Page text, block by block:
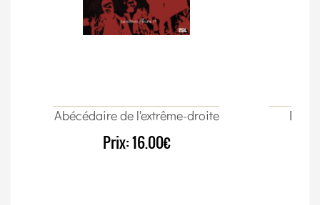
Abécédaire de l'extrême-droite
Prix:16.00€